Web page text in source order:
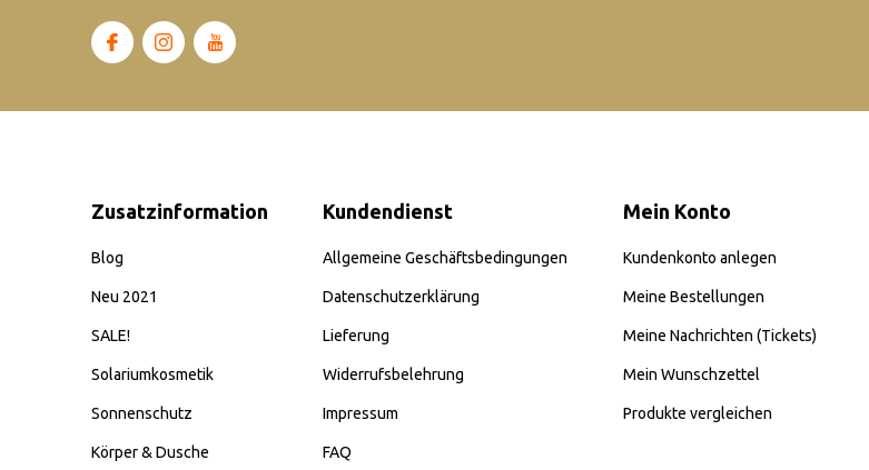
Zusatzinformation
Blog
Neu 2021
SALE!
Solariumkosmetik
Sonnenschutz
Körper & Dusche
Kundendienst
Allgemeine Geschäftsbedingungen
Datenschutzerklärung
Lieferung
Widerrufsbelehrung
Impressum
FAQ
Mein Konto
Kundenkonto anlegen
Meine Bestellungen
Meine Nachrichten (Tickets)
Mein Wunschzettel
Produkte vergleichen